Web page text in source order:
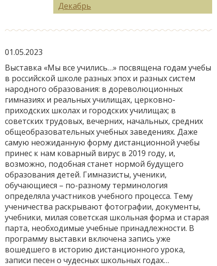
Декабрь
01.05.2023
Выставка «Мы все учились…» посвящена годам учебы
в российской школе разных эпох и разных систем
народного образования: в дореволюционных
гимназиях и реальных училищах, церковно-
приходских школах и городских училищах; в
советских трудовых, вечерних, начальных, средних
общеобразовательных учебных заведениях. Даже
самую неожиданную форму дистанционной учебы
принес к нам коварный вирус в 2019 году, и,
возможно, подобная станет нормой будущего
образования детей. Гимназисты, ученики,
обучающиеся – по-разному терминология
определяла участников учебного процесса. Тему
ученичества раскрывают фотографии, документы,
учебники, милая советская школьная форма и старая
парта, необходимые учебные принадлежности. В
программу выставки включена запись уже
вошедшего в историю дистанционного урока,
записи песен о чудесных школьных годах…